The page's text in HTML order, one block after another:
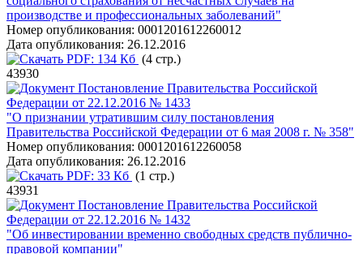
производстве и профессиональных заболеваний"
Номер опубликования: 0001201612260012
Дата опубликования: 26.12.2016
PDF: 134 Кб (4 стр.)
43930
Постановление Правительства Российской
Федерации от 22.12.2016 № 1433
"О признании утратившим силу постановления
Правительства Российской Федерации от 6 мая 2008 г. № 358"
Номер опубликования: 0001201612260058
Дата опубликования: 26.12.2016
PDF: 33 Кб (1 стр.)
43931
Постановление Правительства Российской
Федерации от 22.12.2016 № 1432
"Об инвестировании временно свободных средств публично-
правовой компании"